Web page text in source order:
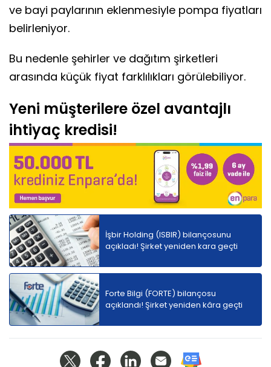
ve bayi paylarının eklenmesiyle pompa fiyatları
belirleniyor.
Bu nedenle şehirler ve dağıtım şirketleri
arasında küçük fiyat farklılıkları görülebiliyor.
Yeni müşterilere özel avantajlı
ihtiyaç kredisi!
İşbir Holding (ISBIR) bilançosunu
açıkladı! Şirket yeniden kara geçti
Forte Bilgi (FORTE) bilançosu
açıklandı! Şirket yeniden kâra geçti